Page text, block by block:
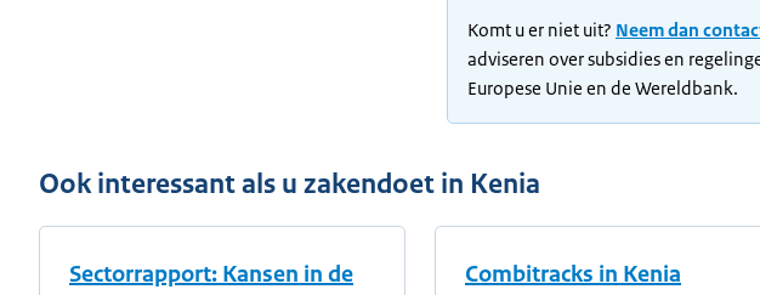
Komt u er niet uit? Neem dan
adviseren over subsidies en
Europese Unie en de Wereldbank.
Ook interessant als u zakendoet in Kenia
Sectorrapport: Kansen in de
Combitracks in Kenia